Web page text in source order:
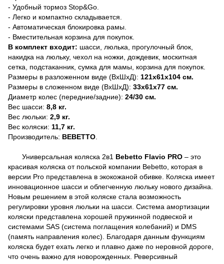
- Удобный тормоз Stop&Go.
- Легко и компактно складывается.
- Автоматическая блокировка рамы.
- Вместительная корзина для покупок.
В комплект входит: шасси, люлька,
прогулочный блок,
накидка на люльку, чехол на ножки, дождевик, москитная
сетка, подстаканник, сумка для мамы, корзина для покупок.
Размеры в разложенном виде (ВхШхД): 121х61х104 см.
Размеры в сложенном виде (ВхШхД): 33х61х77 см.
Диаметр колес (передние/задние): 24/30 см.
Вес шасси: 8,8 кг.
Вес люльки: 2,9 кг.
Вес коляски: 11,7 кг.
Производитель: BEBETTO
Универсальная коляска 2в1 Bebetto Flavio PRO – это
красивая коляска от польской компании Bebetto, которая в
версии Pro представлена в экокожаной обивке. Коляска имеет
инновационное шасси и облегченную люльку нового дизайна.
Новым решением в этой коляске стала возможность
регулировки уровня люльки на шасси. Система амортизации
коляски представлена хорошей пружинной подвеской и
системами SAS (система поглащения колебаний) и DMS
(память направления колес). Благодаря данным функциям
коляска будет ехать легко и плавно даже по неровной дороге,
что очень важно для новорожденных. Реверсивный